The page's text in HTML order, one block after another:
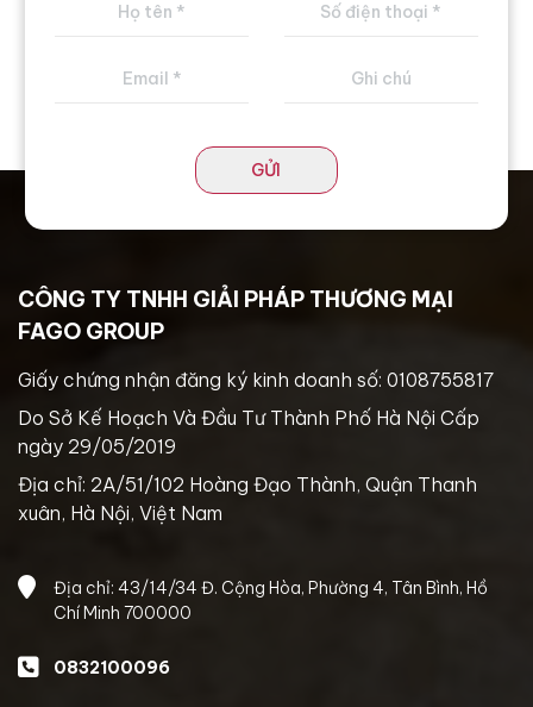
GỬI
CÔNG TY TNHH GIẢI PHÁP THƯƠNG MẠI
FAGO GROUP
Giấy chứng nhận đăng ký kinh doanh số: 0108755817
Do Sở Kế Hoạch Và Đầu Tư Thành Phố Hà Nội Cấp
ngày 29/05/2019
Địa chỉ: 2A/51/102 Hoàng Đạo Thành, Quận Thanh
xuân, Hà Nội, Việt Nam
Địa chỉ: 43/14/34 Đ. Cộng Hòa, Phường 4, Tân Bình, Hồ
Chí Minh 700000
0832100096